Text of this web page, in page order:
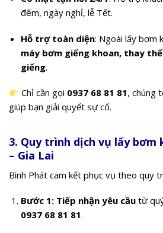
đêm, ngày nghỉ, lễ Tết.
Hỗ trợ toàn diện: Ngoài lấy bơm
máy bơm giếng khoan, thay
giếng.
Chỉ cần gọi 0937 68 81 81, chúng
giúp bạn giải quyết sự cố.
3. Quy trình dịch vụ lấy
– Gia Lai
Bình Phát cam kết phục vụ theo quy
Bước 1: Tiếp nhận yêu cầutừ quý
0937 68 81 81.